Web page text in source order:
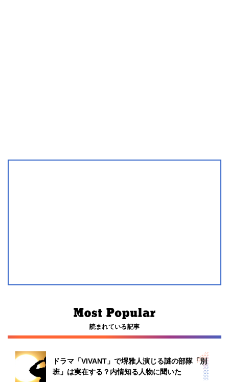
読まれている記事
ドラマ「VIVANT」で堺雅人演じる謎の部隊「別
班」は実在する？内情知る人物に聞いた